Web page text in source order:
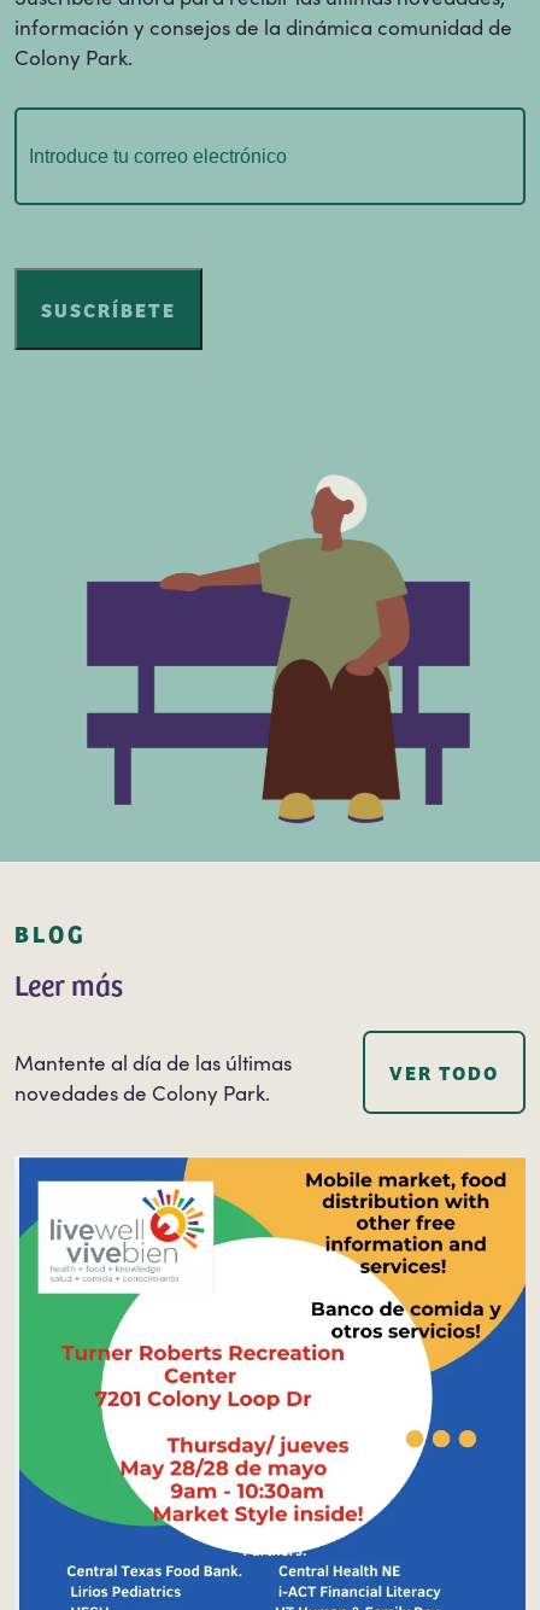
información y consejos de la dinámica comunidad de
Colony Park.
Correo
electrónico(Obligatorio)
BLOG
Leer más
Mantente al día de las últimas
novedades de Colony Park.
VER TODO